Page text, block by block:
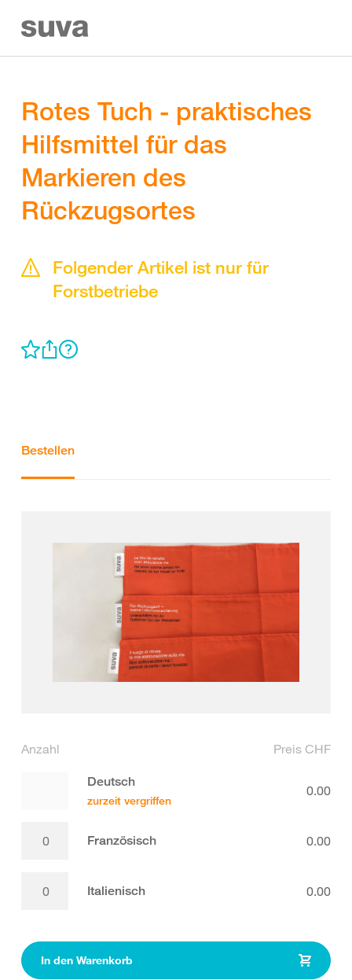
Rotes Tuch - praktisches
Hilfsmittel für das
Markieren des
Rückzugsortes
Folgender Artikel ist nur für
Forstbetriebe
Bestellen
Anzahl Preis CHF
Deutsch
zurzeit vergriffen
0.00
Französisch 0.00
Italienisch 0.00
In den Warenkorb